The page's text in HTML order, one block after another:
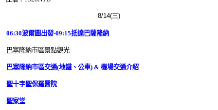
8/14(三)
06:30波爾圖出發-09:15抵達巴薩隆納
巴塞隆納市區景點觀光
巴塞隆納市區交通(地鐵、公車) & 機場交通介紹
聖十字聖保羅醫院
聖家堂